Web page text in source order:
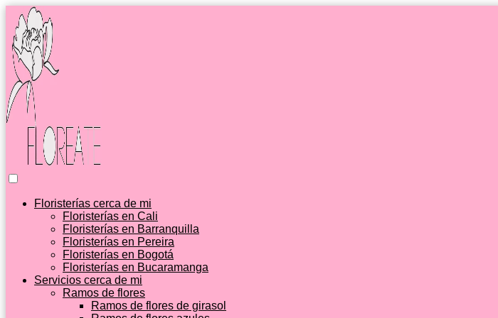
Floristerías cerca de mi
Floristerías en Cali
Floristerías en Barranquilla
Floristerías en Pereira
Floristerías en Bogotá
Floristerías en Bucaramanga
Servicios cerca de mi
Ramos de flores
Ramos de flores de girasol